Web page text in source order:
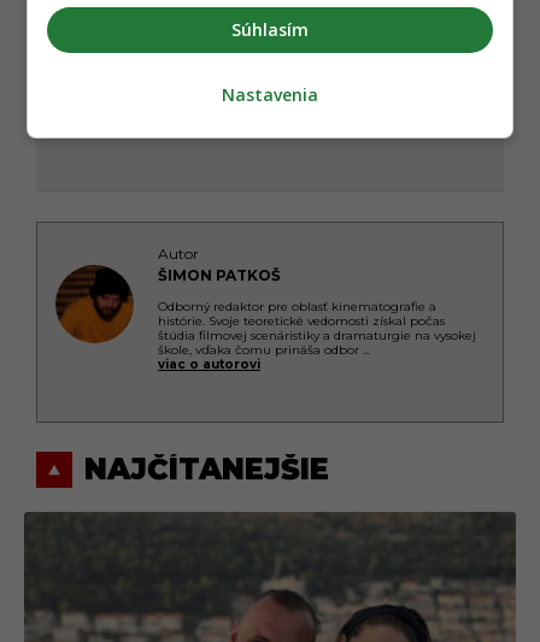
Autor
ŠIMON PATKOŠ
Odborný redaktor pre oblasť kinematografie a
histórie. Svoje teoretické vedomosti získal počas
štúdia filmovej scenáristiky a dramaturgie na vysokej
škole, vďaka čomu prináša odbor ...
viac o autorovi
NAJČÍTANEJŠIE
Súhlasím
Nastavenia